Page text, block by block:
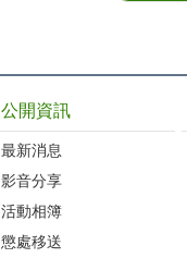
公開資訊
最新消息
影音分享
活動相簿
懲處移送